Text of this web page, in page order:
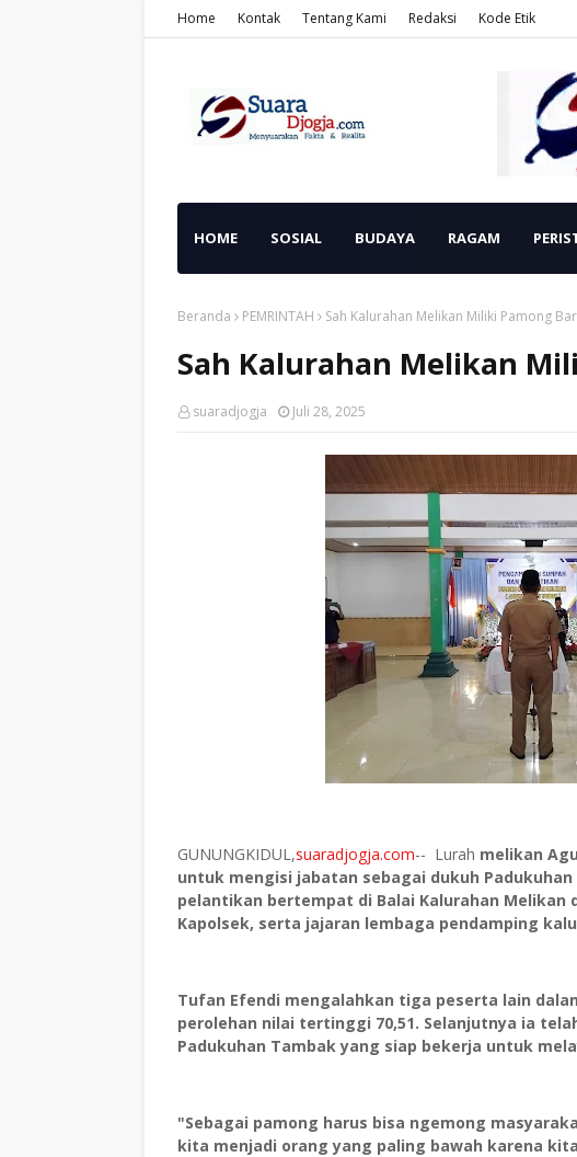
Home Kontak Tentang Kami Redaksi Kode Etik
HOME SOSIAL BUDAYA RAGAM
Beranda PEMRINTAH Sah Kalurahan Melikan Miliki Pamong
Sah Kalurahan Melikan
suaradjogja Juli 28, 2025
GUNUNGKIDUL,suaradjogja.com-- Lurah melikan
untuk mengisi jabatan sebagai dukuh Padukuhan
pelantikan bertempat di Balai Kalurahan Melikan
Kapolsek, serta jajaran lembaga pendamping
Tufan Efendi mengalahkan tiga peserta lain
perolehan nilai tertinggi 70,51. Selanjutnya ia
Padukuhan Tambak yang siap bekerja untuk
"Sebagai pamong harus bisa ngemong
kita menjadi orang yang paling bawah karena